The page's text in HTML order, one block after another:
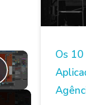
×
Video
Os